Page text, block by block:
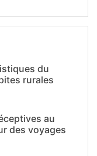
du
rurales
au
des voyages